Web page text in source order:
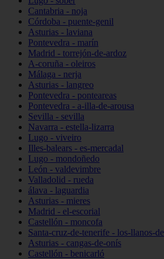
Cantabria - noja
Córdoba - puente-genil
Asturias - laviana
Pontevedra - marín
Madrid - torrejón-de-ardoz
A-coruña - oleiros
Málaga - nerja
Asturias - langreo
Pontevedra - ponteareas
Pontevedra - a-illa-de-arousa
Sevilla - sevilla
Navarra - estella-lizarra
Lugo - viveiro
Illes-balears - es-mercadal
Lugo - mondoñedo
León - valdevimbre
Valladolid - rueda
álava - laguardia
Asturias - mieres
Madrid - el-escorial
Castellón - moncofa
Santa-cruz-de-tenerife - los-llanos-
Asturias - cangas-de-onís
Castellón - benicarló